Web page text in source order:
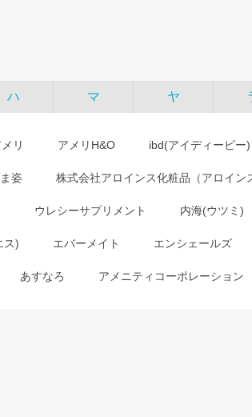
ハ マ ヤ
リ アメリH&O ibd(アイディービー)
姿 株式会社アロインス化粧品（アロイン
ウレシーサプリメント 内海(ウツミ)
ス) エバーメイト エンシェールズ
あすなろ アメニティコーポレーション